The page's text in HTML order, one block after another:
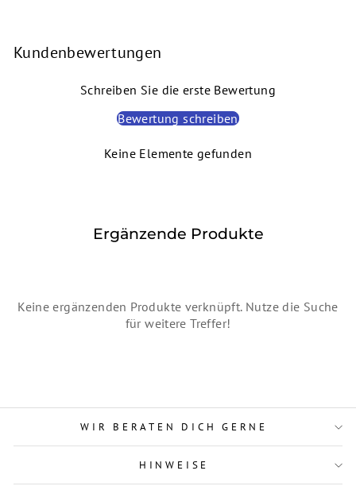
Kundenbewertungen
Schreiben Sie die erste Bewertung
Bewertung schreiben
Keine Elemente gefunden
Ergänzende Produkte
Keine ergänzenden Produkte verknüpft. Nutze die Suche
für weitere Treffer!
WIR BERATEN DICH GERNE
HINWEISE